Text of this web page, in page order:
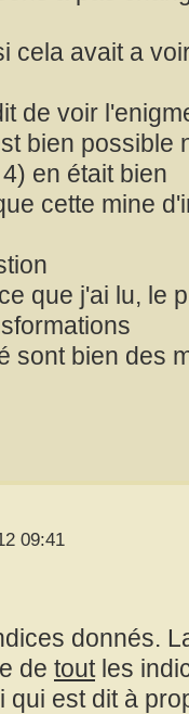
cela avait a
de voir
bien possible
en était bien
cette mine
que j'ai lu, le
sont bien des
09:41
donnés.
de toutles
qui est dit à